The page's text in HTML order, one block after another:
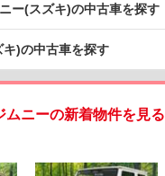
ー(スズキ)の中古車を探す
)の中古車を探す
ムニーの新着物件を見る